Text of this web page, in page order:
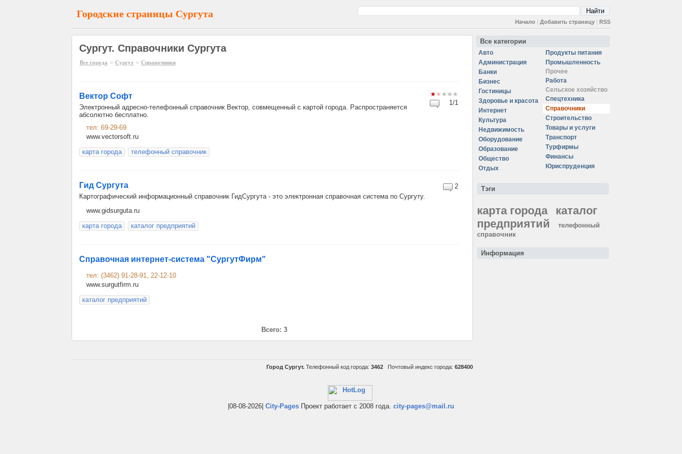
Городские страницы Сургута
Начало | Добавить страницу | RSS
Сургут. Справочники Сургута
Все города » Сургут » Справочники
1/1
Вектор Софт
Электронный адресно-телефонный справочник Вектор, совмещенный с картой города. Распространяется
абсолютно бесплатно.
тел: 69-29-69
www.vectorsoft.ru
карта города
телефонный справочник
2
Гид Сургута
Картографический информационный справочник ГидСургута - это электронная справочная система по Сургуту.
www.gidsurguta.ru
карта города
каталог предприятий
Справочная интернет-система "СургутФирм"
тел: (3462) 91-28-91, 22-12-10
www.surgutfirm.ru
каталог предприятий
Всего: 3
Город Сургут. Телефонный код города: 3462 Почтовый индекс города: 628400
Все категории
Авто
Администрация
Банки
Бизнес
Гостиницы
Здоровье и красота
Интернет
Культура
Недвижимость
Оборудование
Образование
Общество
Отдых
Продукты питания
Промышленность
Прочее
Работа
Сельское хозяйство
Спецтехника
Справочники
Строительство
Товары и услуги
Транспорт
Турфирмы
Финансы
Юриспруденция
Тэги
карта города
каталог
предприятий
телефонный
справочник
Информация
|08-08-2026| City-Pages Проект работает с 2008 года. city-pages@mail.ru